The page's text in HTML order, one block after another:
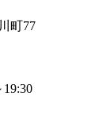
町77
19:30